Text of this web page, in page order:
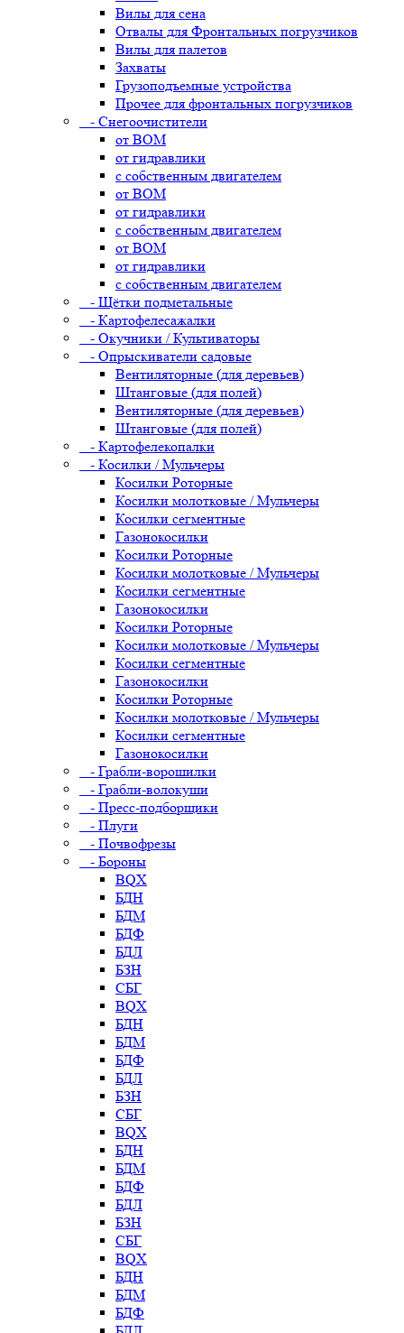
Вилы для сена
Отвалы для Фронтальных погрузчиков
Вилы для палетов
Захваты
Грузоподъемные устройства
Прочее для фронтальных погрузчиков
- Снегоочистители
от ВОМ
от гидравлики
с собственным двигателем
от ВОМ
от гидравлики
с собственным двигателем
от ВОМ
от гидравлики
с собственным двигателем
- Щётки подметальные
- Картофелесажалки
- Окучники / Культиваторы
- Опрыскиватели садовые
Вентиляторные (для деревьев)
Штанговые (для полей)
Вентиляторные (для деревьев)
Штанговые (для полей)
- Картофелекопалки
- Косилки / Мульчеры
Косилки Роторные
Косилки молотковые / Мульчеры
Косилки сегментные
Газонокосилки
Косилки Роторные
Косилки молотковые / Мульчеры
Косилки сегментные
Газонокосилки
Косилки Роторные
Косилки молотковые / Мульчеры
Косилки сегментные
Газонокосилки
Косилки Роторные
Косилки молотковые / Мульчеры
Косилки сегментные
Газонокосилки
- Грабли-ворошилки
- Грабли-волокуши
- Пресс-подборщики
- Плуги
- Почвофрезы
- Бороны
BQX
БДН
БДМ
БДФ
БДЛ
БЗН
СБГ
BQX
БДН
БДМ
БДФ
БДЛ
БЗН
СБГ
BQX
БДН
БДМ
БДФ
БДЛ
БЗН
СБГ
BQX
БДН
БДМ
БДФ